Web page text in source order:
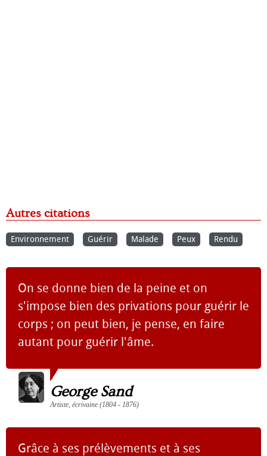
Autres citations
Environnement Guérir Malade Peux Rendu
On se donne bien de la peine et on
s'impose bien des privations pour guérir le
corps ; on peut bien, je pense, en faire
autant pour guérir l'âme.
George Sand
Artiste, écrivaine (1804 - 1876)
Grâce à ses prélèvements et à ses